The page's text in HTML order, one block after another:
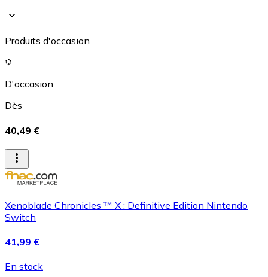
Produits d'occasion
D'occasion
Dès
40,49 €
Xenoblade Chronicles ™ X : Definitive Edition Nintendo
Switch
41,99 €
En stock